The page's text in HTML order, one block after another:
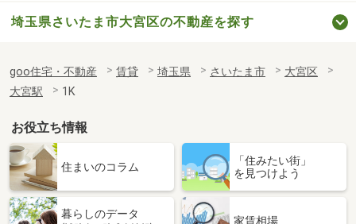
埼玉県さいたま市大宮区の不動産を探す
goo住宅・不動産 賃貸 埼玉県 さいたま市
大宮区
大宮駅
1K
お役立ち情報
住まいのコラム
「住みたい街」
を見つけよう
暮らしのデータ
家賃相場